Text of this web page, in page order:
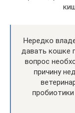
Нередко
давать кошке
вопрос
причину